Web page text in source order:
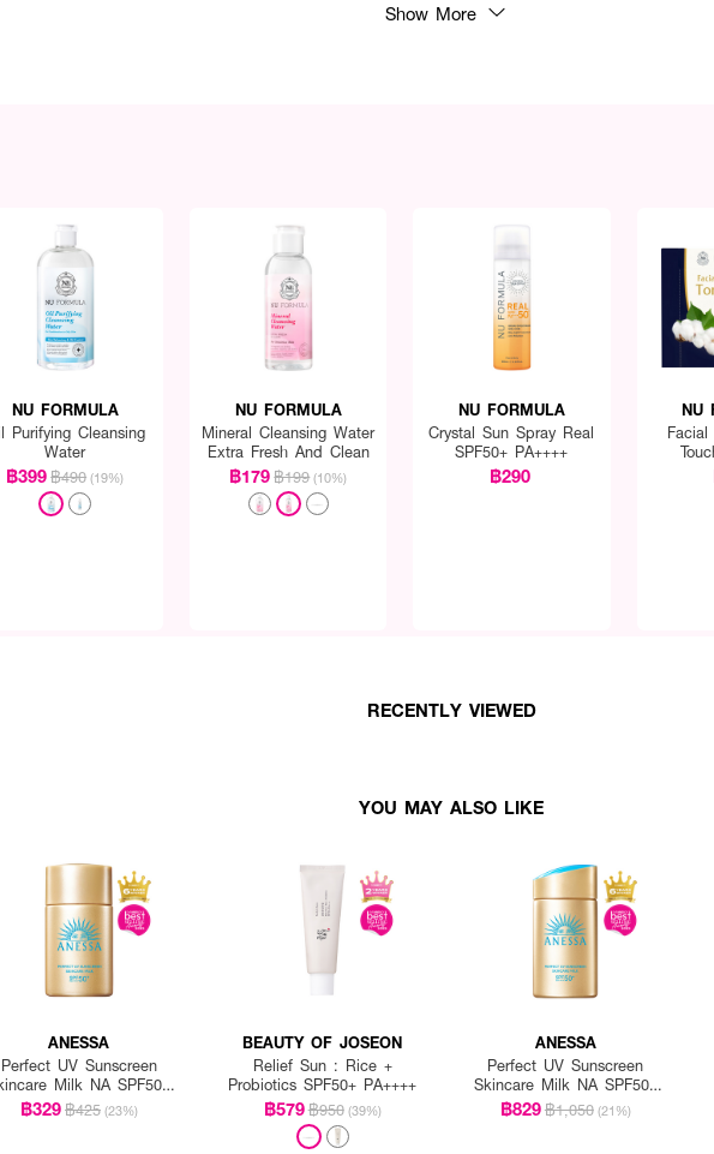
เขย่าก่อนการใช้งาน ฉีดให้ห่างจากบริเวณที่ต้องการเป็นอย่างน้อย 15 ซม. ฉีดและทาให้สม่ำเสมอทั่วผิวก่อนออกแ
ควรฉีดซ้ำเมื่ออยู่กลางแดดเป็นเวลานาน หลีกเลี่ยงสเปรย์บริเวณรอบดวงตา
Show More
NU FORMULA
Purifying Cleansing
Water
฿399฿490 (19%)
NU FORMULA
Mineral Cleansing Water
Extra Fresh And Clean
฿179฿199 (10%)
NU FORMULA
Crystal Sun Spray Real
SPF50+ PA++++
฿290
NU
Facial
RECENTLY VIEWED
YOU MAY ALSO LIKE
ANESSA
Perfect UV Sunscreen
Milk NA SPF50+
PA++++
฿329฿425 (23%)
BEAUTY OF JOSEON
Relief Sun : Rice +
Probiotics SPF50+ PA++++
฿579฿950 (39%)
ANESSA
Perfect UV Sunscreen
Skincare Milk NA SPF50+
PA++++
฿829฿1,050 (21%)